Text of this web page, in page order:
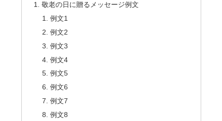
敬老の日に贈るメッセージ例文
例文1
例文2
例文3
例文4
例文5
例文6
例文7
例文8